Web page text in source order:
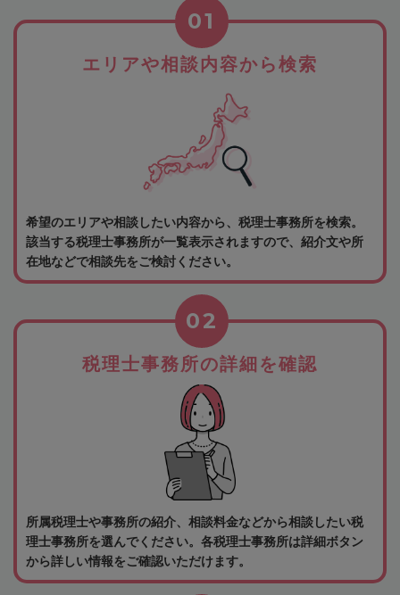
エリアや相談内容から検索
01
希望のエリアや相談したい内容から、税理士事務所を検索。
該当する税理士事務所が一覧表示されますので、紹介文や所
在地などで相談先をご検討ください。
税理士事務所の詳細を確認
02
所属税理士や事務所の紹介、相談料金などから相談したい税
理士事務所を選んでください。各税理士事務所は詳細ボタン
から詳しい情報をご確認いただけます。